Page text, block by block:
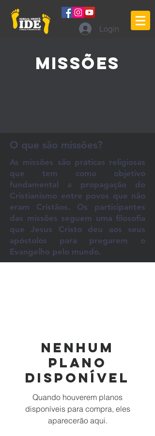
Login
MISSÕES
O que são missões?
As missões são práticas religiosas
que tem como objetivo
fundamental a propagação do
Cristianismo entre povos que não
eram Cristãos. Os participantes
das missões seguem uma filosofia
que Jesus Cristo deu aos seus
apóstolos para pregarem o
Evangelho pelo mundo.
Nenhum
plano
disponível
Quando houverem planos
disponíveis para compra, eles
aparecerão aqui.